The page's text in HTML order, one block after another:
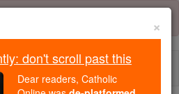
×
don't scroll past this
Dear readers, Catholic